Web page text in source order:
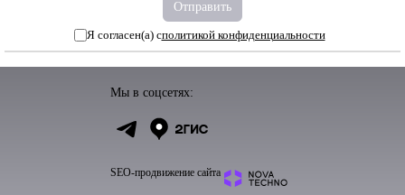
Я согласен(а) сполитикой конфиденциальности
Мы в соцсетях:
SEO-продвижение сайта